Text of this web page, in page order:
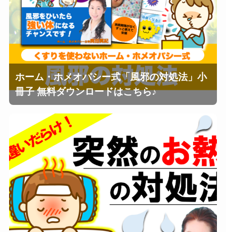
ホーム・ホメオパシー式「風邪の対処法」小
冊子 無料ダウンロードはこちら♪